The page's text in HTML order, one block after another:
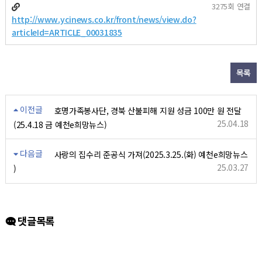
http://www.ycinews.co.kr/front/news/view.do?
articleId=ARTICLE_00031835
3275회 연결
목록
이전글
호명가족봉사단, 경북 산불피해 지원 성금 100만 원 전달
(25.4.18 금 예천e희망뉴스)
25.04.18
다음글
사랑의 집수리 준공식 가져(2025.3.25.(화) 예천e희망뉴스
)
25.03.27
댓글목록